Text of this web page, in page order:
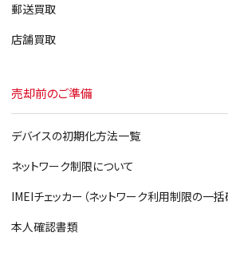
郵送買取
店舗買取
売却前のご準備
デバイスの初期化方法一覧
ネットワーク制限について
IMEIチェッカー（ネットワーク利用制限の一括
本人確認書類